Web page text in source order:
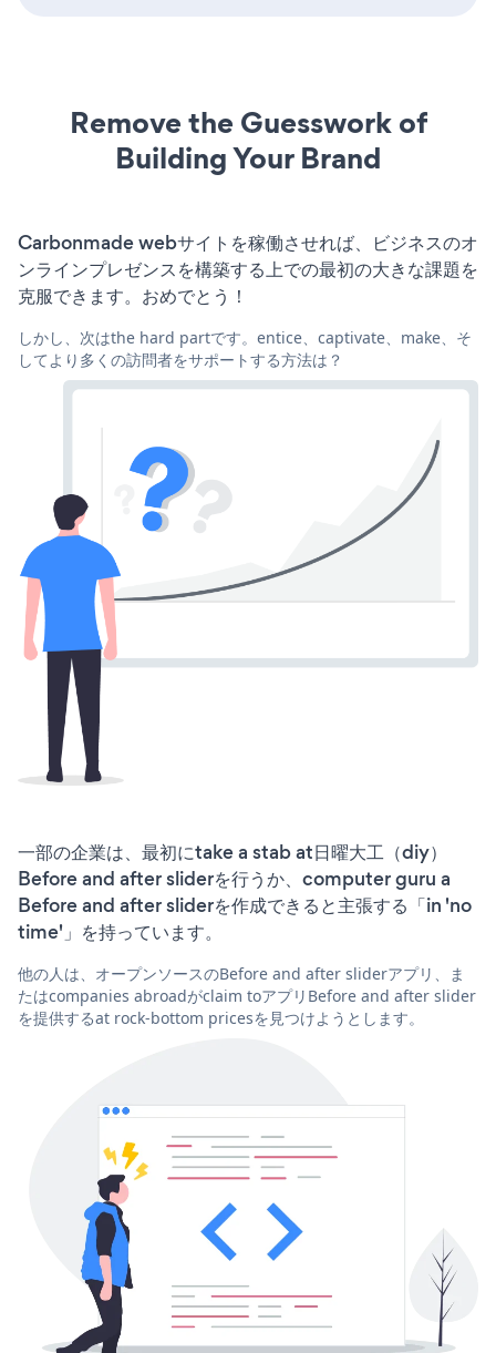
Remove the Guesswork of
Building Your Brand
Carbonmade webサイトを稼働させれば、ビジネスのオ
ンラインプレゼンスを構築する上での最初の大きな課題を
克服できます。おめでとう！
しかし、次はthe hard partです。entice、captivate、make、そ
してより多くの訪問者をサポートする方法は？
一部の企業は、最初にtake a stab at日曜大工（diy）
Before and after sliderを行うか、computer guru a
Before and after sliderを作成できると主張する「in 'no
time'」を持っています。
他の人は、オープンソースのBefore and after sliderアプリ、ま
たはcompanies abroadがclaim toアプリBefore and after slider
を提供するat rock-bottom pricesを見つけようとします。